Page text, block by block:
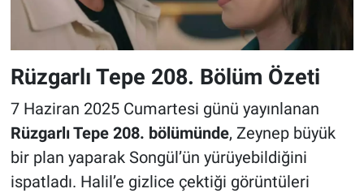
Rüzgarlı Tepe 208. Bölüm Özeti
7 Haziran 2025 Cumartesi günü yayınlanan
Rüzgarlı Tepe 208. bölümünde, Zeynep büyük
bir plan yaparak Songül’ün yürüyebildiğini
ispatladı. Halil’e gizlice çektiği görüntüleri